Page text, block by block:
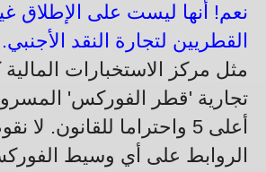
نعم! أنها ليست على الإطلاق
القطريين لتجارة النقد الأجنبي.
مثل مركز الاستخبارات
تجارية 'قطر الفوركس'
أعلى 5 واحتراما للقانون. لا
الروابط على أي وسيط